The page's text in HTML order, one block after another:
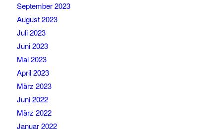
September 2023
August 2023
Juli 2023
Juni 2023
Mai 2023
April 2023
März 2023
Juni 2022
März 2022
Januar 2022